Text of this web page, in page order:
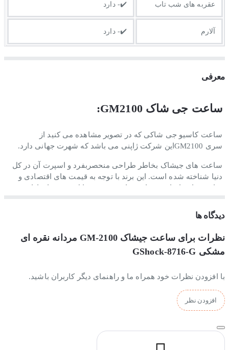
عقربه های شب تاب ✔️- دارد
آلارم ✔️- دارد
معرفی
ساعت جی شاک GM2100:
ساعت کاسیو جی شاکی که در تصویر مشاهده می کنید از
سری GM2100این شرکت ژاپنی می باشد که شهرت جهانی دارد.
ساعت های جیشاک بخاطر طراحی منحصربفرد و اسپرت آن در کل
دنیا شناخته شده است. این برند با توجه به قیمت های اقتصادی و
ساعت های بادوامش توانسته است درصد قابل توجهی از بازار
استایل این ساعت اسپرت است.
جنس بند و بدنه ساعت مچی جی شاک مردانه
:
رزین بادوام و ضدحساسیت ساخته شده است.
این ساعت کاسیو از یک موتور کوارتز(باتری خور) ژاپنی بهره می برد
دیدگاه ها
نظرات برای ساعت جیشاک GM-2100 مردانه نقره ای
مشکی GShock-8716-G
با افزودن نظرات خود همراه ما و راهنمای دیگر کاربران باشید.
افزودن نظر